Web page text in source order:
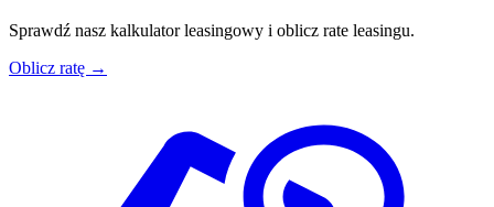
Sprawdź nasz kalkulator leasingowy i oblicz rate leasingu.
Oblicz ratę →